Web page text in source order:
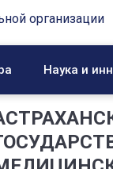
организации
Наука и